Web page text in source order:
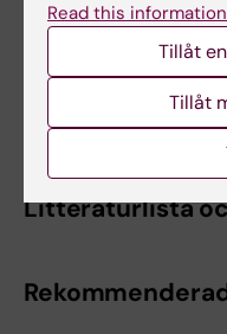
Övriga
Kursutvärdering
utbildning
Litteraturlista
Read this
Tillåt
Tillåt